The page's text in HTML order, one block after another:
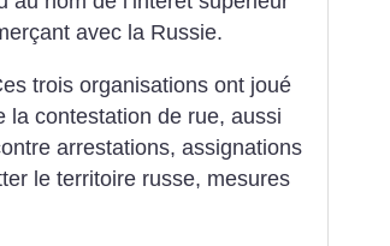
avec la Russie.
trois organisations ont joué
la contestation de rue, aussi
arrestations, assignations
le territoire russe, mesures